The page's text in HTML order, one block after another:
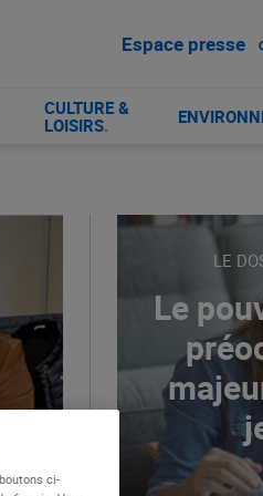
Espace presse
CULTURE &
LOISIRS.
LE
Le
ci-